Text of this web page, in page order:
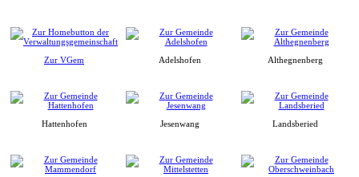
Zur VGem Adelshofen Althegnenberg
Hattenhofen Jesenwang Landsberied